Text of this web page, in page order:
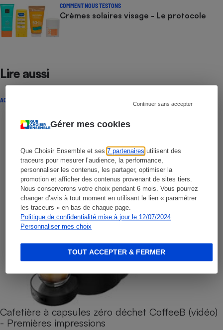
Gérer mes cookies
Que Choisir Ensemble et ses7 partenaires utilisent des
traceurs pour mesurer l’audience, la performance,
personnaliser les contenus, les partager, optimiser la
promotion et afficher des contenus provenant de sites tiers.
Nous conserverons votre choix pendant 6 mois. Vous pourrez
changer d’avis à tout moment en utilisant le lien « paramétrer
les traceurs » en bas de chaque page.
Politique de confidentialité mise à jour le 12/07/2024
Personnaliser mes choix
Continuer sans accepter
TOUT ACCEPTER & FERMER
COMMENT NOUS TESTONS
Crèmes solaires visage - Le protocole
Lire aussi
ACTUALITÉ
Cafetière à capsules zéro déchet CoffeeB (vidéo)
- Premières impressions